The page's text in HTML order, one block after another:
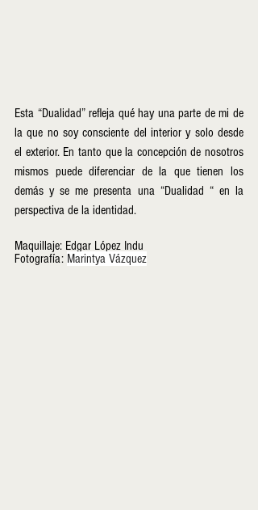
Esta “Dualidad” refleja qué hay una parte de mi de
la que no soy consciente del interior y solo desde
el exterior. En tanto que la concepción de nosotros
mismos puede diferenciar de la que tienen los
demás y se me presenta una “Dualidad “ en la
perspectiva de la identidad.
Maquillaje: Edgar López Indu
Fotografía: Marintya Vázquez